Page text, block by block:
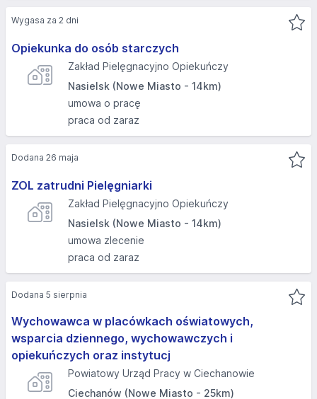
Opiekunka do osób starczych
Zakład Pielęgnacyjno Opiekuńczy
Nasielsk (Nowe Miasto - 14km)
umowa o pracę
praca od zaraz
Wygasa za 2 dni
ZOL zatrudni Pielęgniarki
Zakład Pielęgnacyjno Opiekuńczy
Nasielsk (Nowe Miasto - 14km)
umowa zlecenie
praca od zaraz
Dodana 26 maja
Wychowawca w placówkach oświatowych,
wsparcia dziennego, wychowawczych i
opiekuńczych oraz instytucj
Powiatowy Urząd Pracy w Ciechanowie
Ciechanów (Nowe Miasto - 25km)
Dodana 5 sierpnia